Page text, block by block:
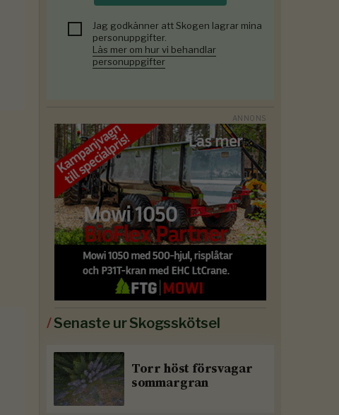
Jag godkänner att Skogen lagrar mina
personuppgifter.
Läs mer om hur vi behandlar
personuppgifter
/Senaste ur Skogsskötsel
Torr höst försvagar
sommargran